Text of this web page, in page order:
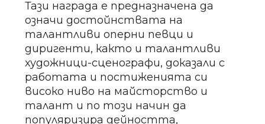
Тази награда е предназначена да
означи достойнствата на
талантливи оперни певци и
диригенти, както и талантливи
художници-сценографи, доказали с
работата и постиженията си
високо ниво на майсторство и
талант и по този начин да
популяризира дейността,